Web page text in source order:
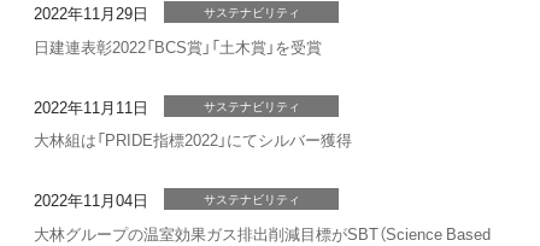
2022年11月29日 サステナビリティ
日建連表彰2022「BCS賞」「土木賞」を受賞
2022年11月11日 サステナビリティ
大林組は「PRIDE指標2022」にてシルバー獲得
2022年11月04日 サステナビリティ
大林グループの温室効果ガス排出削減目標がSBT（Science Based